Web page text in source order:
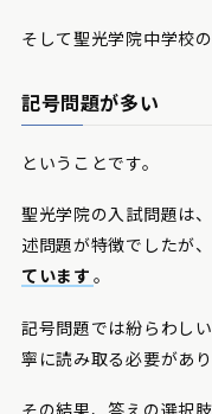
そして聖光学院中学校
記号問題が多い
ということです。
聖光学院の入試問題は
述問題が特徴でしたが
ています 。
記号問題では紛らわし
寧に読み取る必要があり